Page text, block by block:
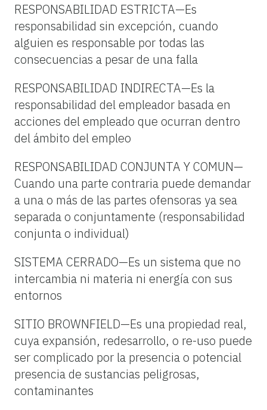
RESPONSABILIDAD ESTRICTA—Es
responsabilidad sin excepción, cuando
alguien es responsable por todas las
consecuencias a pesar de una falla
RESPONSABILIDAD INDIRECTA—Es la
responsabilidad del empleador basada en
acciones del empleado que ocurran dentro
del ámbito del empleo
RESPONSABILIDAD CONJUNTA Y COMUN—
Cuando una parte contraria puede demandar
a una o más de las partes ofensoras ya sea
separada o conjuntamente (responsabilidad
conjunta o individual)
SISTEMA CERRADO—Es un sistema que no
intercambia ni materia ni energía con sus
entornos
SITIO BROWNFIELD—Es una propiedad real,
cuya expansión, redesarrollo, o re-uso puede
ser complicado por la presencia o potencial
presencia de sustancias peligrosas,
contaminantes